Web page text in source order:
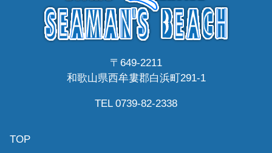
〒649-2211
和歌山県西牟婁郡白浜町291-1
TEL 0739-82-2338
TOP